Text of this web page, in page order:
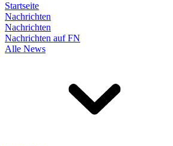
Startseite
Nachrichten
Nachrichten
Nachrichten auf FN
Alle News